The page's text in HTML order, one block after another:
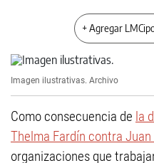
+ Agregar
Imagen ilustrativas. Archivo
Como consecuencia de la
Thelma Fardín contra
organizaciones que